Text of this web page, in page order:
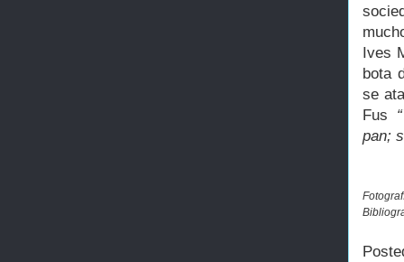
Ives
bota
se
Fus
pan;